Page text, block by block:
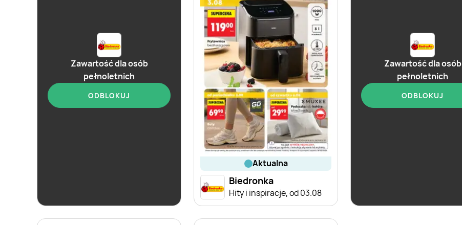
Zawartość dla osób
pełnoletnich
ODBLOKUJ
aktualna
Biedronka
Hity i inspiracje, od 03.08
Zawartość dla osób
pełnoletnich
ODBLOKUJ